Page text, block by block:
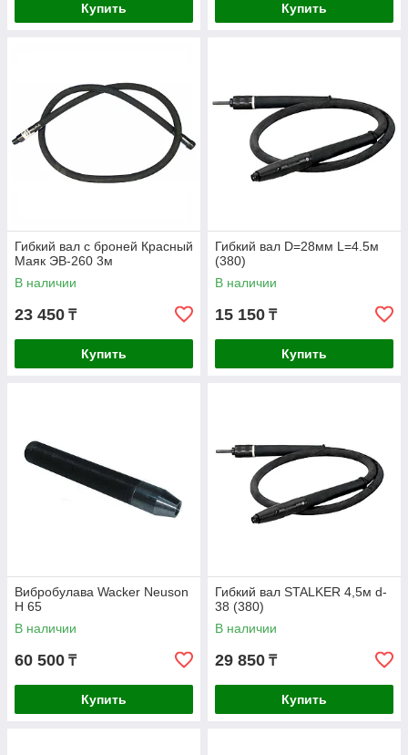
Купить Купить
Гибкий вал с броней Красный
Маяк ЭВ-260 3м
В наличии
23 450 ₸
Купить
Гибкий вал D=28мм L=4.5м
(380)
В наличии
15 150 ₸
Купить
Вибробулава Wacker Neuson
H 65
В наличии
60 500 ₸
Купить
Гибкий вал STALKER 4,5м d-
38 (380)
В наличии
29 850 ₸
Купить